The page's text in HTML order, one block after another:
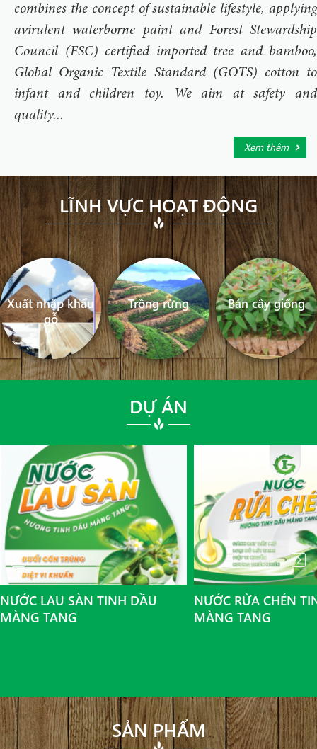
combines the concept of sustainable lifestyle, applying
avirulent waterborne paint and Forest Stewardship
Council (FSC) certified imported tree and bamboo,
Global Organic Textile Standard (GOTS) cotton to
infant and children toy. We aim at safety and
quality...
Xem thêm
LĨNH VỰC HOẠT ĐỘNG
Xuất nhập khẩu
gỗ
Trồng rừng Bán cây giống
DỰ ÁN
NƯỚC LAU SÀN TINH DẦU
MÀNG TANG
NƯỚC RỬA CHÉN
MÀNG TANG
SẢN PHẨM